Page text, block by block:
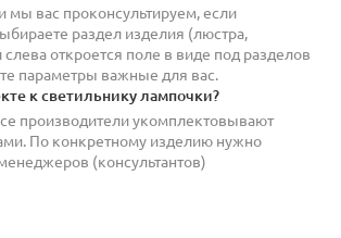
мы вас проконсультируем, если
раздел изделия (люстра,
слева откроется поле в виде под разделов
параметры важные для вас.
к светильнику лампочки?
производители укомплектовывают
По конкретному изделию нужно
(консультантов)